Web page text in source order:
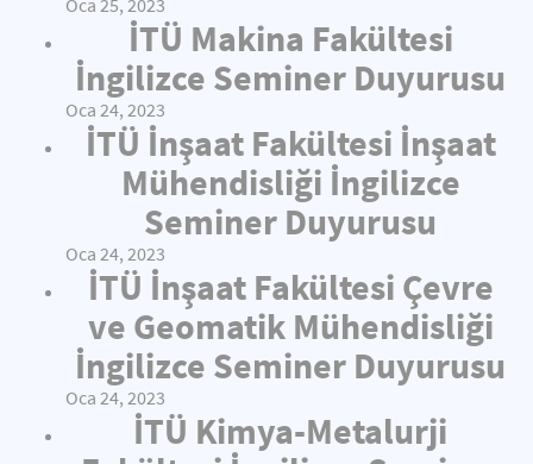
Oca 25, 2023
İTÜ Makina Fakültesi
İngilizce Seminer Duyurusu
Oca 24, 2023
İTÜ İnşaat Fakültesi İnşaat
Mühendisliği İngilizce
Seminer Duyurusu
Oca 24, 2023
İTÜ İnşaat Fakültesi Çevre
ve Geomatik Mühendisliği
İngilizce Seminer Duyurusu
Oca 24, 2023
İTÜ Kimya-Metalurji